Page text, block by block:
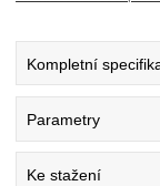
Kompletní
Parametry
Ke stažení